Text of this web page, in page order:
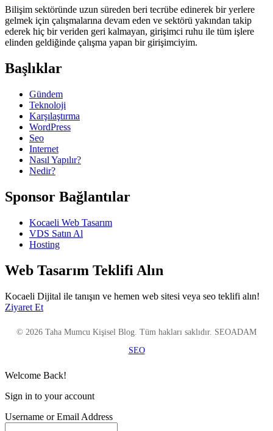
Bilişim sektöründe uzun süreden beri tecrübe edinerek bir yerlere
gelmek için çalışmalarına devam eden ve sektörü yakından takip
ederek hiç bir veriden geri kalmayan, girişimci ruhu ile tüm işlere
elinden geldiğinde çalışma yapan bir girişimciyim.
Başlıklar
Gündem
Teknoloji
Karşılaştırma
WordPress
Seo
Internet
Nasıl Yapılır?
Nedir?
Sponsor Bağlantılar
Kocaeli Web Tasarım
VDS Satın Al
Hosting
Web Tasarım Teklifi Alın
Kocaeli Dijital ile tanışın ve hemen web sitesi veya seo teklifi alın!
Ziyaret Et
© 2026 Taha Mumcu Kişisel Blog. Tüm hakları saklıdır. SEOADAM
SEO
Welcome Back!
Sign in to your account
Username or Email Address